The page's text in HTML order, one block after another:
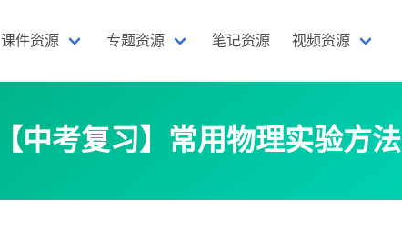
课件资源 专题资源 笔记资源 视频资源
【中考复习】常用物理实验方法